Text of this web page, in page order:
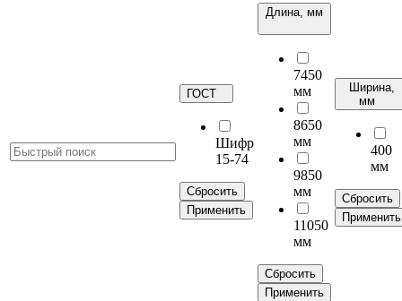
ГОСТ
Шифр
15-74
Сбросить
Применить
Длина, мм
7450
мм
8650
мм
9850
мм
11050
мм
Сбросить
Применить
Ширина,
мм
400
мм
Сбросить
Применить